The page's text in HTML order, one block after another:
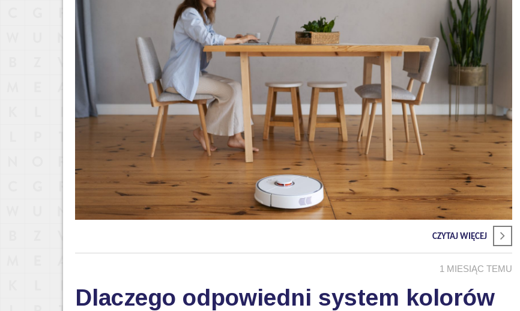
CZYTAJ WIĘCEJ
1 MIESIĄC TEMU
Dlaczego odpowiedni system kolorów